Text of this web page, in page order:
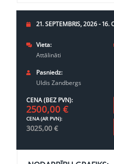
21. SEPTEMBRIS, 2026 - 16.
Vieta:
Attālināti
Pasniedz:
Uldis Zandbergs
CENA (BEZ PVN):
2500,00 €
CENA (AR PVN):
3025,00 €